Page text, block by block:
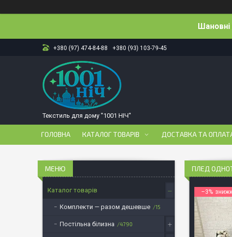
Шановні
+380 (97) 474-84-88 +380 (93) 103-79-45
Текстиль для дому "1001 НІЧ"
ГОЛОВНА КАТАЛОГ ТОВАРІВ ДОСТАВКА ТА
ПЛЕД
–3%
Каталог товарів
Комплекти — разом дешевше 15
Постільна білизна 4790